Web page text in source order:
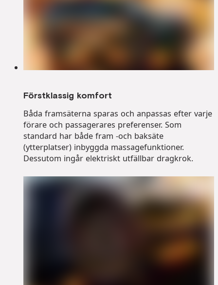
Förstklassig komfort
Båda framsäterna sparas och anpassas efter varje
förare och passagerares preferenser. Som
standard har både fram -och baksäte
(ytterplatser) inbyggda massagefunktioner.
Dessutom ingår elektriskt utfällbar dragkrok.